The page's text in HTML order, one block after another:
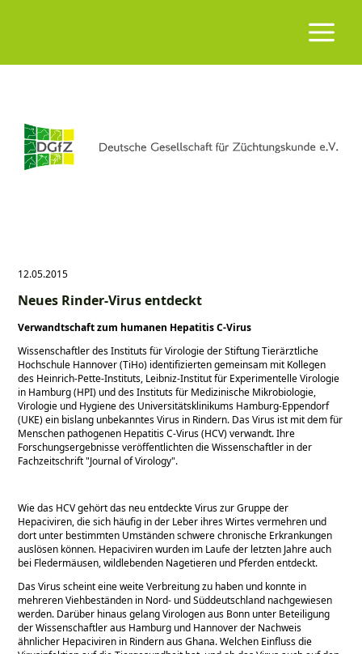
12.05.2015
Neues Rinder-Virus entdeckt
Verwandtschaft zum humanen Hepatitis C-Virus
Wissenschaftler des Instituts für Virologie der Stiftung Tierärztliche
Hochschule Hannover (TiHo) identifizierten gemeinsam mit Kollegen
des Heinrich-Pette-Instituts, Leibniz-Institut für Experimentelle Virologie
in Hamburg (HPI) und des Instituts für Medizinische Mikrobiologie,
Virologie und Hygiene des Universitätsklinikums Hamburg-Eppendorf
(UKE) ein bislang unbekanntes Virus in Rindern. Das Virus ist mit dem für
Menschen pathogenen Hepatitis C-Virus (HCV) verwandt. Ihre
Forschungsergebnisse veröffentlichten die Wissenschaftler in der
Fachzeitschrift Journal of Virology .
Wie das HCV gehört das neu entdeckte Virus zur Gruppe der
Hepaciviren, die sich häufig in der Leber ihres Wirtes vermehren und
dort unter bestimmten Umständen schwere chronische Erkrankungen
auslösen können. Hepaciviren wurden im Laufe der letzten Jahre auch
bei Fledermäusen, wildlebenden Nagetieren und Pferden entdeckt.
Das Virus scheint eine weite Verbreitung zu haben und konnte in
mehreren Viehbeständen in Nord- und Süddeutschland nachgewiesen
werden. Darüber hinaus gelang Virologen aus Bonn unter Beteiligung
der Wissenschaftler aus Hamburg und Hannover der Nachweis
ähnlicher Hepaciviren in Rindern aus Ghana. Welchen Einfluss die